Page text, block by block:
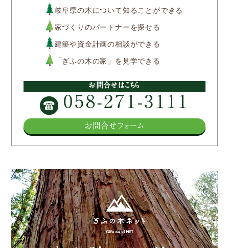
Column
構造材パッケージ
潜入！岐阜県産材ができるまで
知ってほしい木のコト森のコト
Dr.みのりんの実験室
対談シリーズ
ぎふの木コラム
Other
お問い合わせ
岐阜県の木について知ることができる
家づくりのパートナーを探せる
建築や資金計画の相談ができる
「ぎふの木の家」を見学できる
お問合せはこちら
058-271-3111
お問合せフォーム